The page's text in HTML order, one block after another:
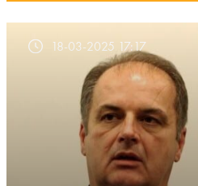
18-03-2025 17:17